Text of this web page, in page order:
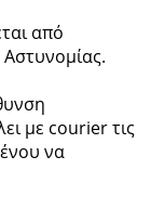
από
με courier τις
να